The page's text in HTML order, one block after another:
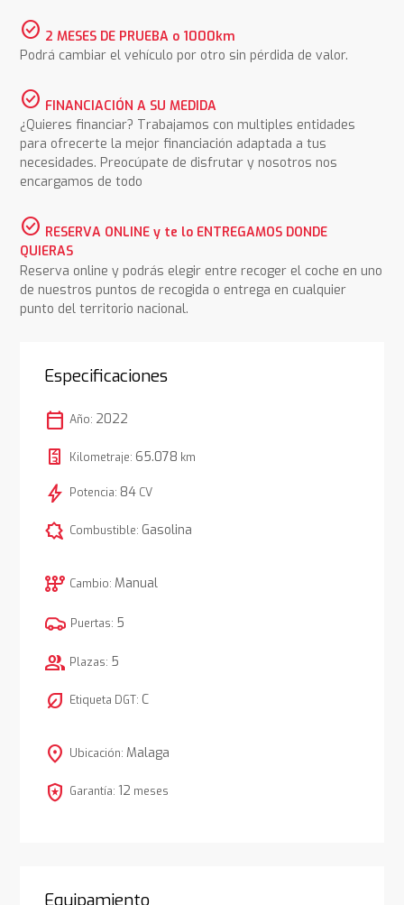
check_circle 2 MESES DE PRUEBA o 1000km
Podrá cambiar el vehículo por otro sin pérdida de valor.
check_circle FINANCIACIÓN A SU MEDIDA
¿Quieres financiar? Trabajamos con multiples entidades
para ofrecerte la mejor financiación adaptada a tus
necesidades. Preocúpate de disfrutar y nosotros nos
encargamos de todo
check_circle RESERVA ONLINE y te lo ENTREGAMOS DONDE
QUIERAS
Reserva online y podrás elegir entre recoger el coche en uno
de nuestros puntos de recogida o entrega en cualquier
punto del territorio nacional.
Especificaciones
calendar_today Año: 2022
Kilometraje: 65.078 km
bolt Potencia: 84CV
comic_bubble Combustible: Gasolina
auto_transmission Cambio: Manual
Puertas: 5
group Plazas: 5
nest_eco_leaf Etiqueta DGT: C
location_on Ubicación: Malaga
local_police Garantía: 12 meses
Equipamiento